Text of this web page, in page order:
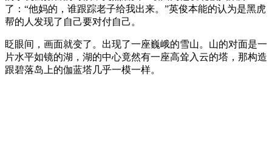
了：“他妈的，谁跟踪老子给我出来。”英俊本能的认为是黑虎
帮的人发现了自己要对付自己。
眨眼间，画面就变了。出现了一座巍峨的雪山。山的对面是一
片水平如镜的湖，湖的中心竟然有一座高耸入云的塔，那构造
跟碧落岛上的伽蓝塔几乎一模一样。